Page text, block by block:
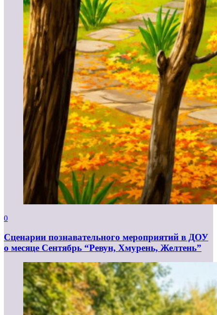
0
Сценарии познавательного мероприятий в ДОУ
о месяце Сентябрь “Ревун, Хмурень, Желтень”